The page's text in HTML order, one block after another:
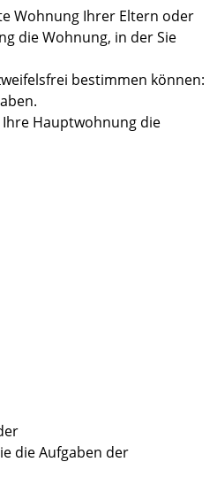
Wohnung Ihrer Eltern oder
die Wohnung, in der Sie
bestimmen können:
Hauptwohnung die
die Aufgaben der